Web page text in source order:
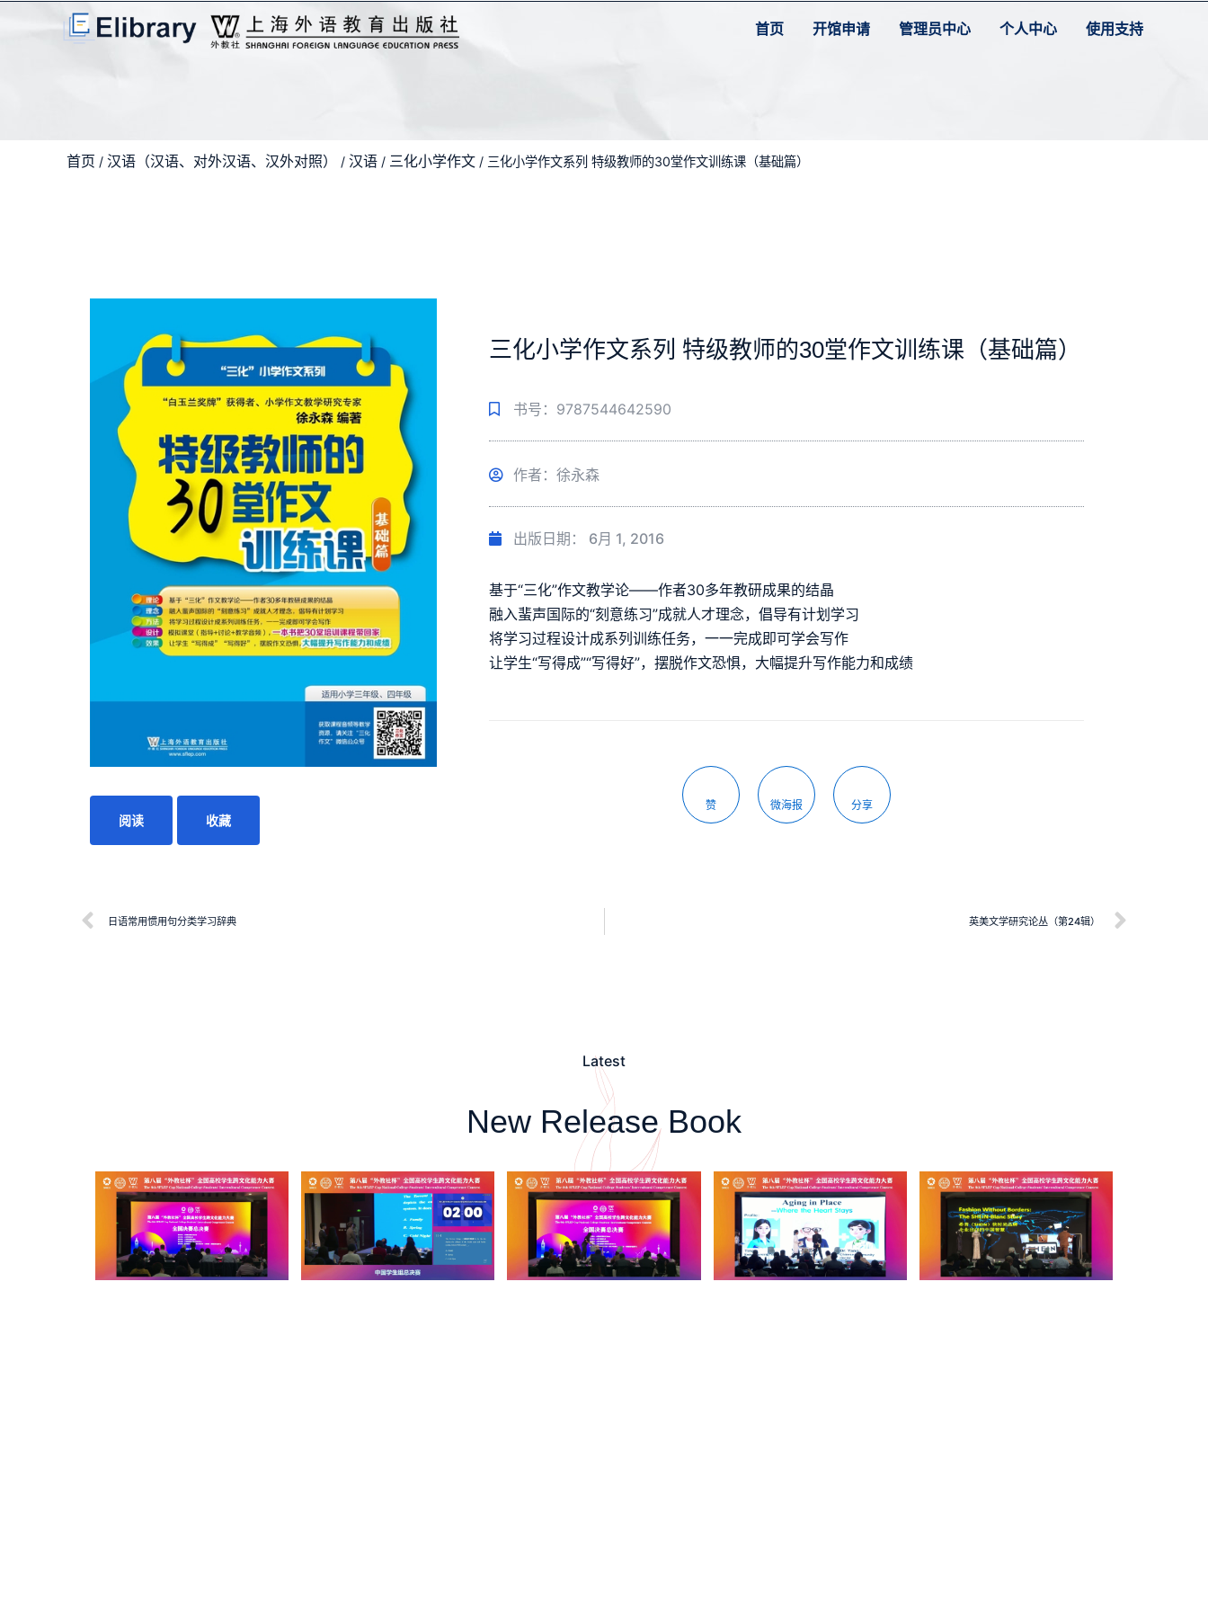
首页 开馆申请 管理员中心 个人中心 使用支持
首页 / 汉语（汉语、对外汉语、汉外对照） / 汉语 / 三化小学作文 / 三化小学作文系列 特级教师的30堂作文训练课（基础篇）
阅读 收藏
三化小学作文系列 特级教师的30堂作文训练课（基础篇）
书号：9787544642590
作者：徐永森
出版日期： 6月 1, 2016
基于“三化”作文教学论——作者30多年教研成果的结晶
融入蜚声国际的“刻意练习”成就人才理念，倡导有计划学习
将学习过程设计成系列训练任务，一一完成即可学会写作
让学生“写得成”“写得好”，摆脱作文恐惧，大幅提升写作能力和成绩
赞 微海报 分享
日语常用惯用句分类学习辞典 英美文学研究论丛（第24辑）
Latest
New Release Book